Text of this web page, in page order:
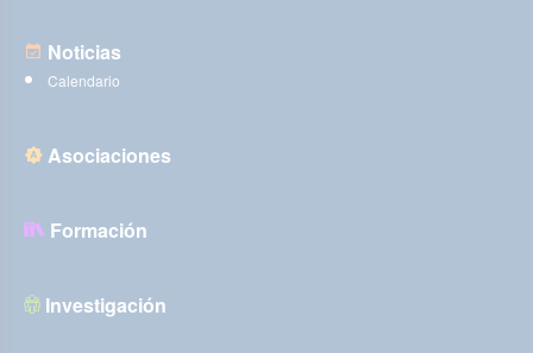
Noticias
Calendario
Asociaciones
Formación
Investigación